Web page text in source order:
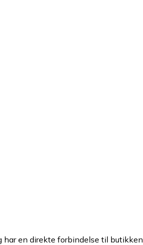
en direkte forbindelse til butikken.